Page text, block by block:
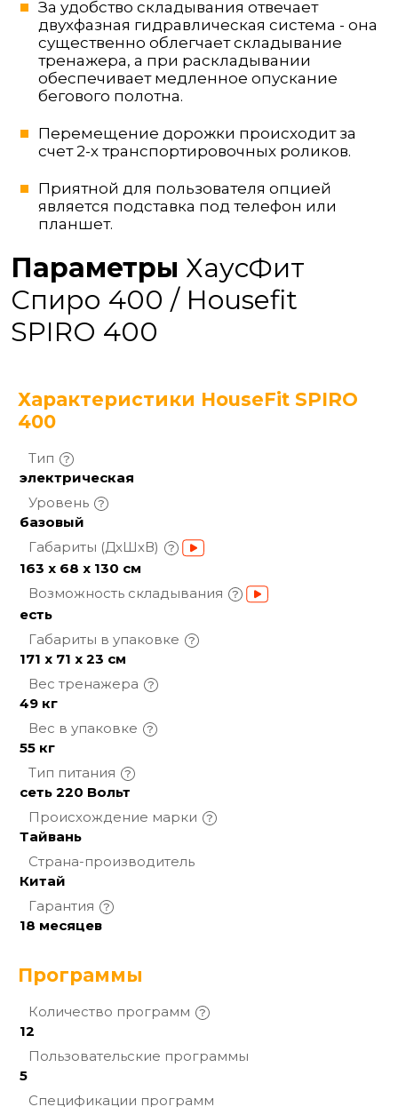
За удобство складывания отвечает
двухфазная гидравлическая система - она
существенно облегчает складывание
тренажера, а при раскладывании
обеспечивает медленное опускание
бегового полотна.
Перемещение дорожки происходит за
счет 2-х транспортировочных роликов.
Приятной для пользователя опцией
является подставка под телефон или
планшет.
Параметры ХаусФит
Спиро 400 / Housefit
SPIRO 400
Характеристики HouseFit SPIRO
400
Тип
электрическая
Уровень
базовый
Габариты (ДхШхВ)
163 х 68 х 130 см
Возможность складывания
есть
Габариты в упаковке
171 х 71 х 23 см
Вес тренажера
49 кг
Вес в упаковке
55 кг
Тип питания
сеть 220 Вольт
Происхождение марки
Тайвань
Страна-производитель
Китай
Гарантия
18 месяцев
Программы
Количество программ
12
Пользовательские программы
5
Спецификации программ